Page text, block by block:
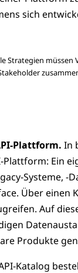
sich
Strategien müssen
Plattform. In
Plattform: Ein
Systeme,
Über einen
Auf
Produkte
Katalog